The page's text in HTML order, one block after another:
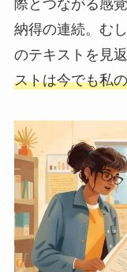
際とつながる感
納得の連続。む
のテキストを見
ストは今でも私